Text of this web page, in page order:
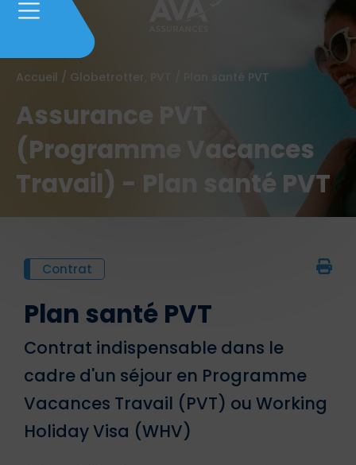
Accueil / Globetrotter, PVT Plan santé PVT
Assurance PVT
(Programme Vacances
Travail) - Plan santé PVT
Contrat
Plan santé PVT
Contrat indispensable dans le
cadre d'un séjour en Programme
Vacances Travail (PVT) ou Working
Holiday Visa (WHV)